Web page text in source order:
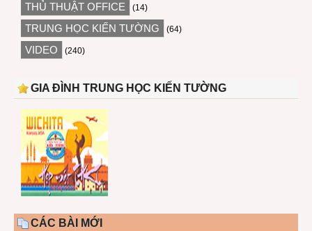
THỦ THUẬT OFFICE (14)
TRUNG HỌC KIẾN TƯỜNG (64)
VIDEO (240)
GIA ĐÌNH TRUNG HỌC KIẾN TƯỜNG
CÁC BÀI MỚI